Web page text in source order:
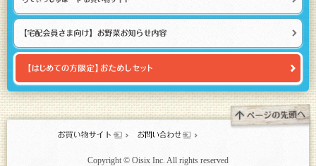
Copyright © Oisix Inc. All rights reserved